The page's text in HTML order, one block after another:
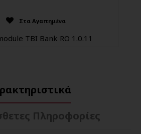
Στα Αγαπημένα
Πληροφορίες